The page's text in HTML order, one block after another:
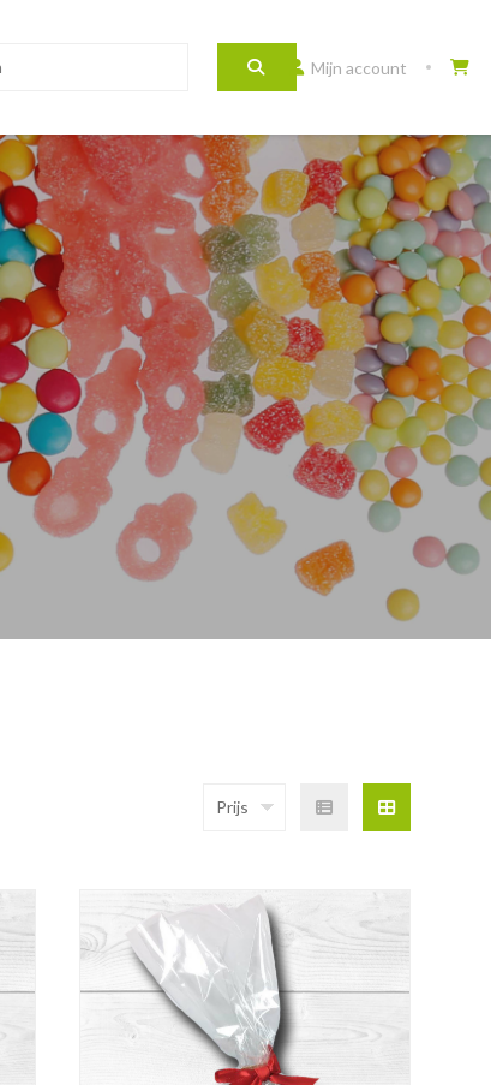
Mijn account
Prijs